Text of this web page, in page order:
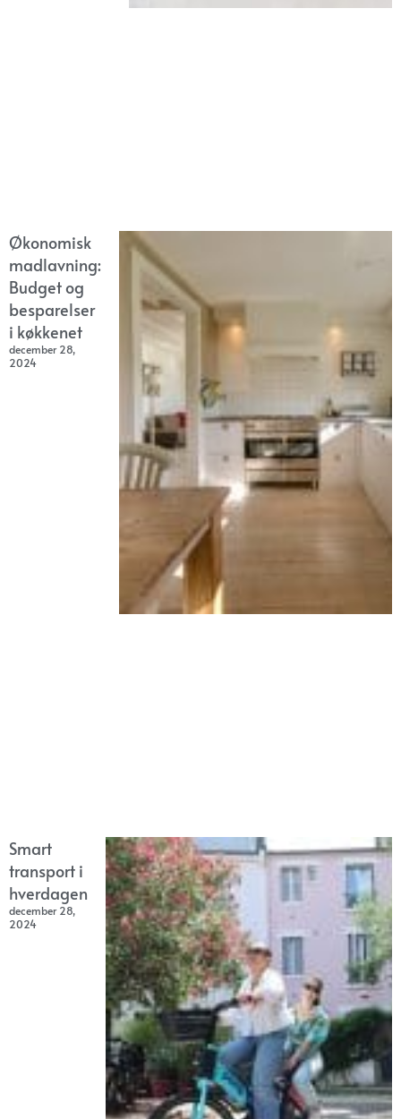
Økonomisk
madlavning:
Budget og
besparelser
i køkkenet
december 28,
2024
Smart
transport i
hverdagen
december 28,
2024